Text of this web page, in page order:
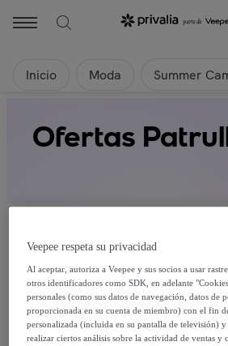
Inicio Moda Summer
Ofertas
Actualmente no hay
Regístrate y accede a todos los
para nuestros
Veepee respeta su privacidad
Al aceptar, autoriza a Veepee y sus socios a usar
otros identificadores como SDK, en adelante
personales (como sus datos de navegación, datos de
proporcionada en su cuenta de miembro) con el fin
personalizada (incluida en su pantalla de televisión)
realizar ciertos análisis sobre la actividad de ventas y